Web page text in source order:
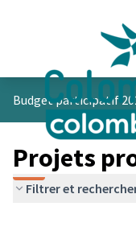
Budget participatif
Projets
Filtrer et